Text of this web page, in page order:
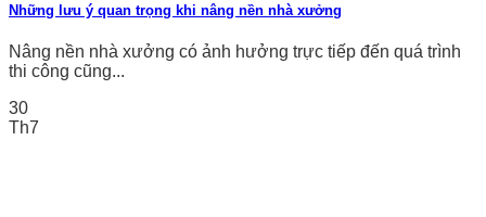
Những lưu ý quan trọng khi nâng nền nhà xưởng
Nâng nền nhà xưởng có ảnh hưởng trực tiếp đến quá trình
thi công cũng...
30
Th7